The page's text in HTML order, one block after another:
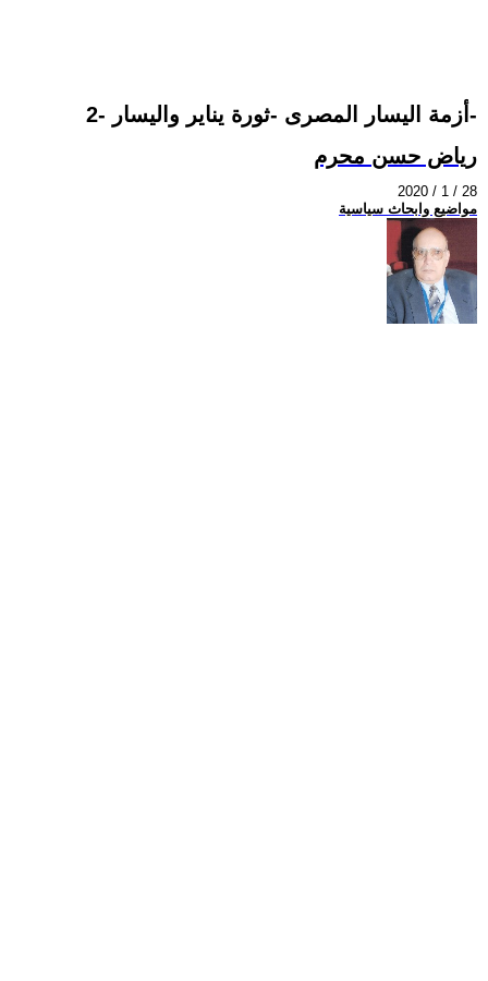
2- أزمة اليسار المصرى -ثورة يناير واليسار-
رياض حسن محرم
2020 / 1 / 28
مواضيع وابحاث سياسية